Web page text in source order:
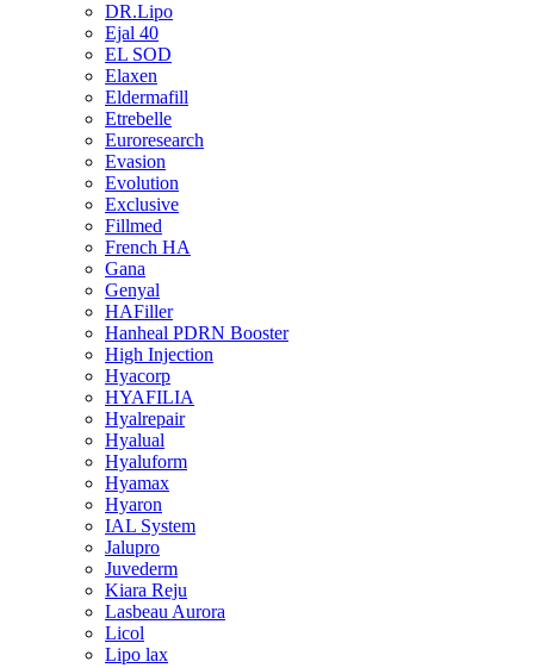
DR.Lipo
Ejal 40
EL SOD
Elaxen
Eldermafill
Etrebelle
Euroresearch
Evasion
Evolution
Exclusive
Fillmed
French HA
Gana
Genyal
HAFiller
Hanheal PDRN Booster
High Injection
Hyacorp
HYAFILIA
Hyalrepair
Hyalual
Hyaluform
Hyamax
Hyaron
IAL System
Jalupro
Juvederm
Kiara Reju
Lasbeau Aurora
Licol
Lipo lax